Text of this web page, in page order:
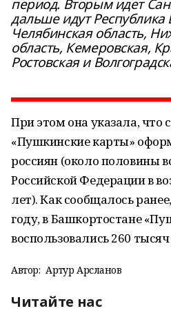
период. Вторым идет
дальше идут Республика
Челябинская область,
область, Кемеровская,
Ростовская и
При этом она указала, что
«Пушкинские карты»
россиян (около половины
Российской Федерации в
лет). Как сообщалось
году, в Башкортостане
воспользовались 260
Автор: Артур Арсланов
Читайте нас